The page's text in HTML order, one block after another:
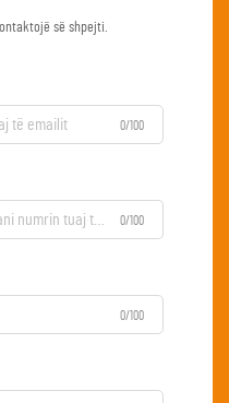
së shpejti.
0/100
0/100
0/100